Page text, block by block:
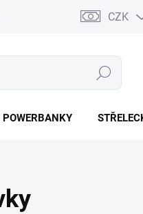
údajů Kontakty CZK
Hledat
POWERBANKY